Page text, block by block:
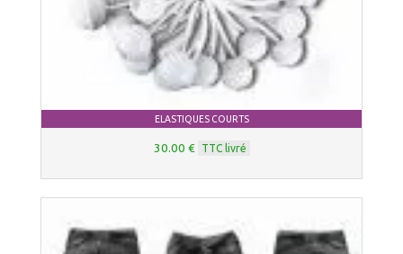
ELASTIQUES COURTS
30.00 € TTC livré